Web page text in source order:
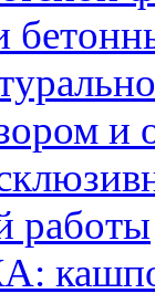
и
работы
кашпо